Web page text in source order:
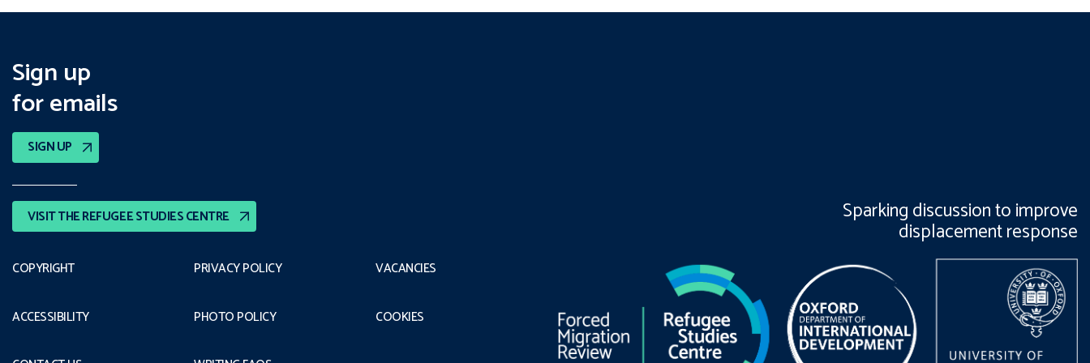
Sign up
for emails
SIGN UP
VISIT THE REFUGEE STUDIES CENTRE Sparking discussion to improve
displacement response
COPYRIGHT
ACCESSIBILITY
PRIVACY POLICY
PHOTO POLICY
VACANCIES
COOKIES